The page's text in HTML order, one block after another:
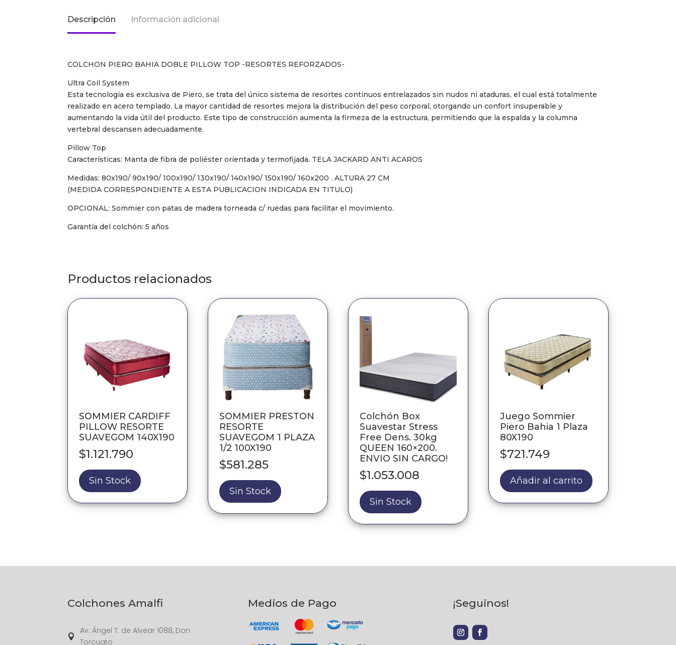
Descripción Información adicional
COLCHON PIERO BAHIA DOBLE PILLOW TOP -RESORTES REFORZADOS-
Ultra Coil System
Esta tecnología es exclusiva de Piero, se trata del único sistema de resortes continuos entrelazados sin nudos ni ataduras, el cual está totalmente
realizado en acero templado. La mayor cantidad de resortes mejora la distribución del peso corporal, otorgando un confort insuperable y
aumentando la vida útil del producto. Este tipo de construcción aumenta la firmeza de la estructura, permitiendo que la espalda y la columna
vertebral descansen adecuadamente.
Pillow Top
Características: Manta de fibra de poliéster orientada y termofijada. TELA JACKARD ANTI ACAROS
Medidas: 80x190/ 90x190/ 100x190/ 130x190/ 140x190/ 150x190/ 160x200 . ALTURA 27 CM
(MEDIDA CORRESPONDIENTE A ESTA PUBLICACION INDICADA EN TITULO)
OPCIONAL: Sommier con patas de madera torneada c/ ruedas para facilitar el movimiento.
Garantía del colchón: 5 años
Productos relacionados
SOMMIER CARDIFF
PILLOW RESORTE
SUAVEGOM 140X190
$1.121.790
Sin Stock
SOMMIER PRESTON
RESORTE
SUAVEGOM 1 PLAZA
1/2 100X190
$581.285
Sin Stock
Colchón Box
Suavestar Stress
Free Dens. 30kg
QUEEN 160×200.
ENVIO SIN CARGO!
$1.053.008
Sin Stock
Juego Sommier
Piero Bahia 1 Plaza
80X190
$721.749
Añadir al carrito
Colchones Amalfi

Av. Ángel T. de Alvear 1088, Don
Torcuato
Medios de Pago ¡Seguinos!